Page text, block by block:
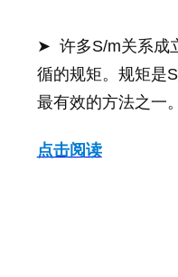
➤ 许多S/m关系成
循的规矩。规矩是
最有效的方法之一。
点击阅读